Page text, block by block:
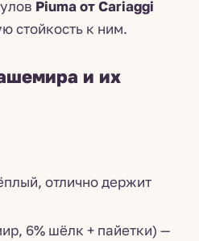
Piuma от Cariaggi
стойкость к ним.
и их
отлично держит
6% шёлк + пайетки) —